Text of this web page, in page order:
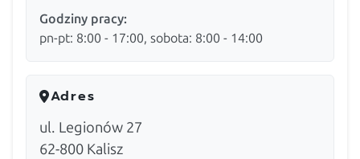
Godziny pracy:
pn-pt: 8:00 - 17:00, sobota: 8:00 - 14:00
Adres
ul. Legionów 27
62-800 Kalisz